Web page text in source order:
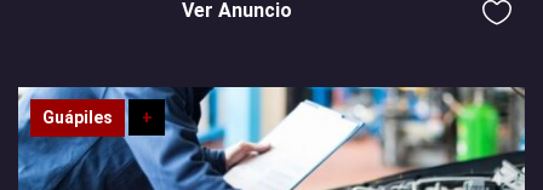
Ver Anuncio
Guápiles +